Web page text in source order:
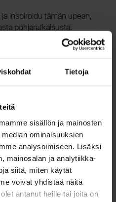
Tietoja
sisällön ja mainosten
ominaisuuksien
analysoimiseen. Lisäksi
mainosalan ja analytiikka-
siitä, miten käytät
voivat yhdistää näitä
antanut heille tai joita on
inspiroidu tämän upean,
pohjaratkaisusta!